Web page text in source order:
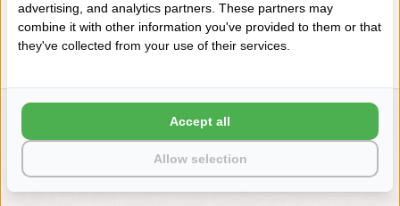
LIENSLINNENWINKEL.NL
VRAGEN? BEL DAN
+31 (0) 575 511817
advertising, and analytics partners. These partners may
combine it with other information you've provided to them or that
they've collected from your use of their services.
Allow selection
Accept all